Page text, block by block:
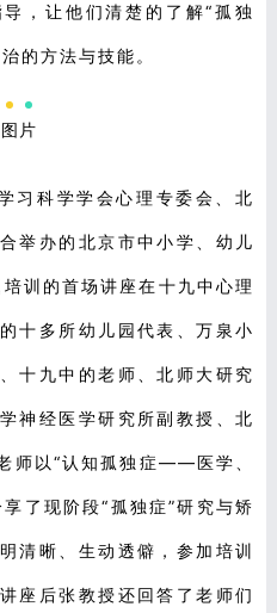
，让他们清楚的了解“孤独
的方法与技能。
习科学学会心理专委会、北
举办的北京市中小学、幼儿
训的首场讲座在十九中心理
十多所幼儿园代表、万泉小
十九中的老师、北师大研究
神经医学研究所副教授、北
师以“认知孤独症——医学、
了现阶段“孤独症”研究与矫
清晰、生动透僻，参加培训
座后张教授还回答了老师们